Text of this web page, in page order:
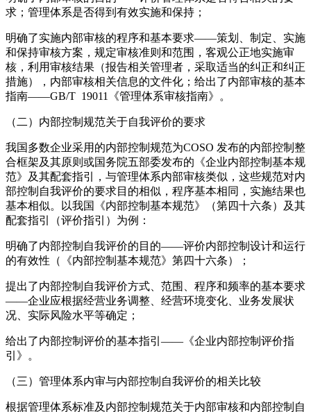
求；管理体系是否得到有效实施和保持；
明确了实施内部审核的程序和基本要求——策划、制定、实施
和保持审核方案，规定审核准则和范围，客观公正地实施审
核，利用审核结果（报告相关管理者，采取适当的纠正和纠正
措施），内部审核相关信息的文件化；给出了内部审核的基本
指南——GB/T 19011《管理体系审核指南》。
（二）内部控制规范关于自我评价的要求
我国多数企业采用的内部控制规范为COSO 发布的内部控制整
合框架及其原则或国务院五部委发布的《企业内部控制基本规
范》及其配套指引，与管理体系内部审核类似，这些规范对内
部控制自我评价的要求目的相似，程序基本相同，实施结果也
基本相似。以我国《内部控制基本规范》（第四十六条）及其
配套指引（评价指引）为例：
明确了内部控制自我评价的目的——评价内部控制设计和运行
的有效性（《内部控制基本规范》第四十六条）；
提出了内部控制自我评价方式、范围、程序和频率的基本要求
——企业应根据经营业务调整、经营环境变化、业务发展状
况、实际风险水平等确定；
给出了内部控制评价的基本指引——《企业内部控制评价指
引》。
（三）管理体系内审与内部控制自我评价的相关比较
根据管理体系标准及内部控制规范关于内部审核和内部控制自